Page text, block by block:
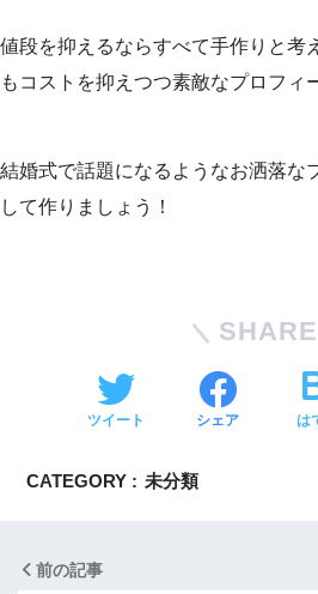
値段を抑えるならすべて手作りと考
もコストを抑えつつ素敵なプロフィ
結婚式で話題になるようなお洒落な
して作りましょう！
SHARE
ツイート シェア は
CATEGORY : 未分類
前の記事